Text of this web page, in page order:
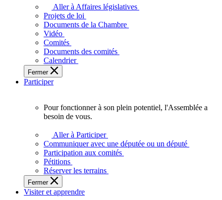
adopte
touchent
des
Ontariennes
et
Aller à Affaires législatives
Projets de loi
Documents de la Chambre
Vidéo
Comités
Documents des comités
Calendrier
Fermer
Participer
plein
potentiel,
l'Assemblée
a
besoin
de
Pour fonctionner à son plein potentiel, l'Assemblée a
besoin de vous.
Aller à Participer
Communiquer avec une députée ou un député
Participation aux comités
Pétitions
Réserver les terrains
Fermer
Visiter et apprendre